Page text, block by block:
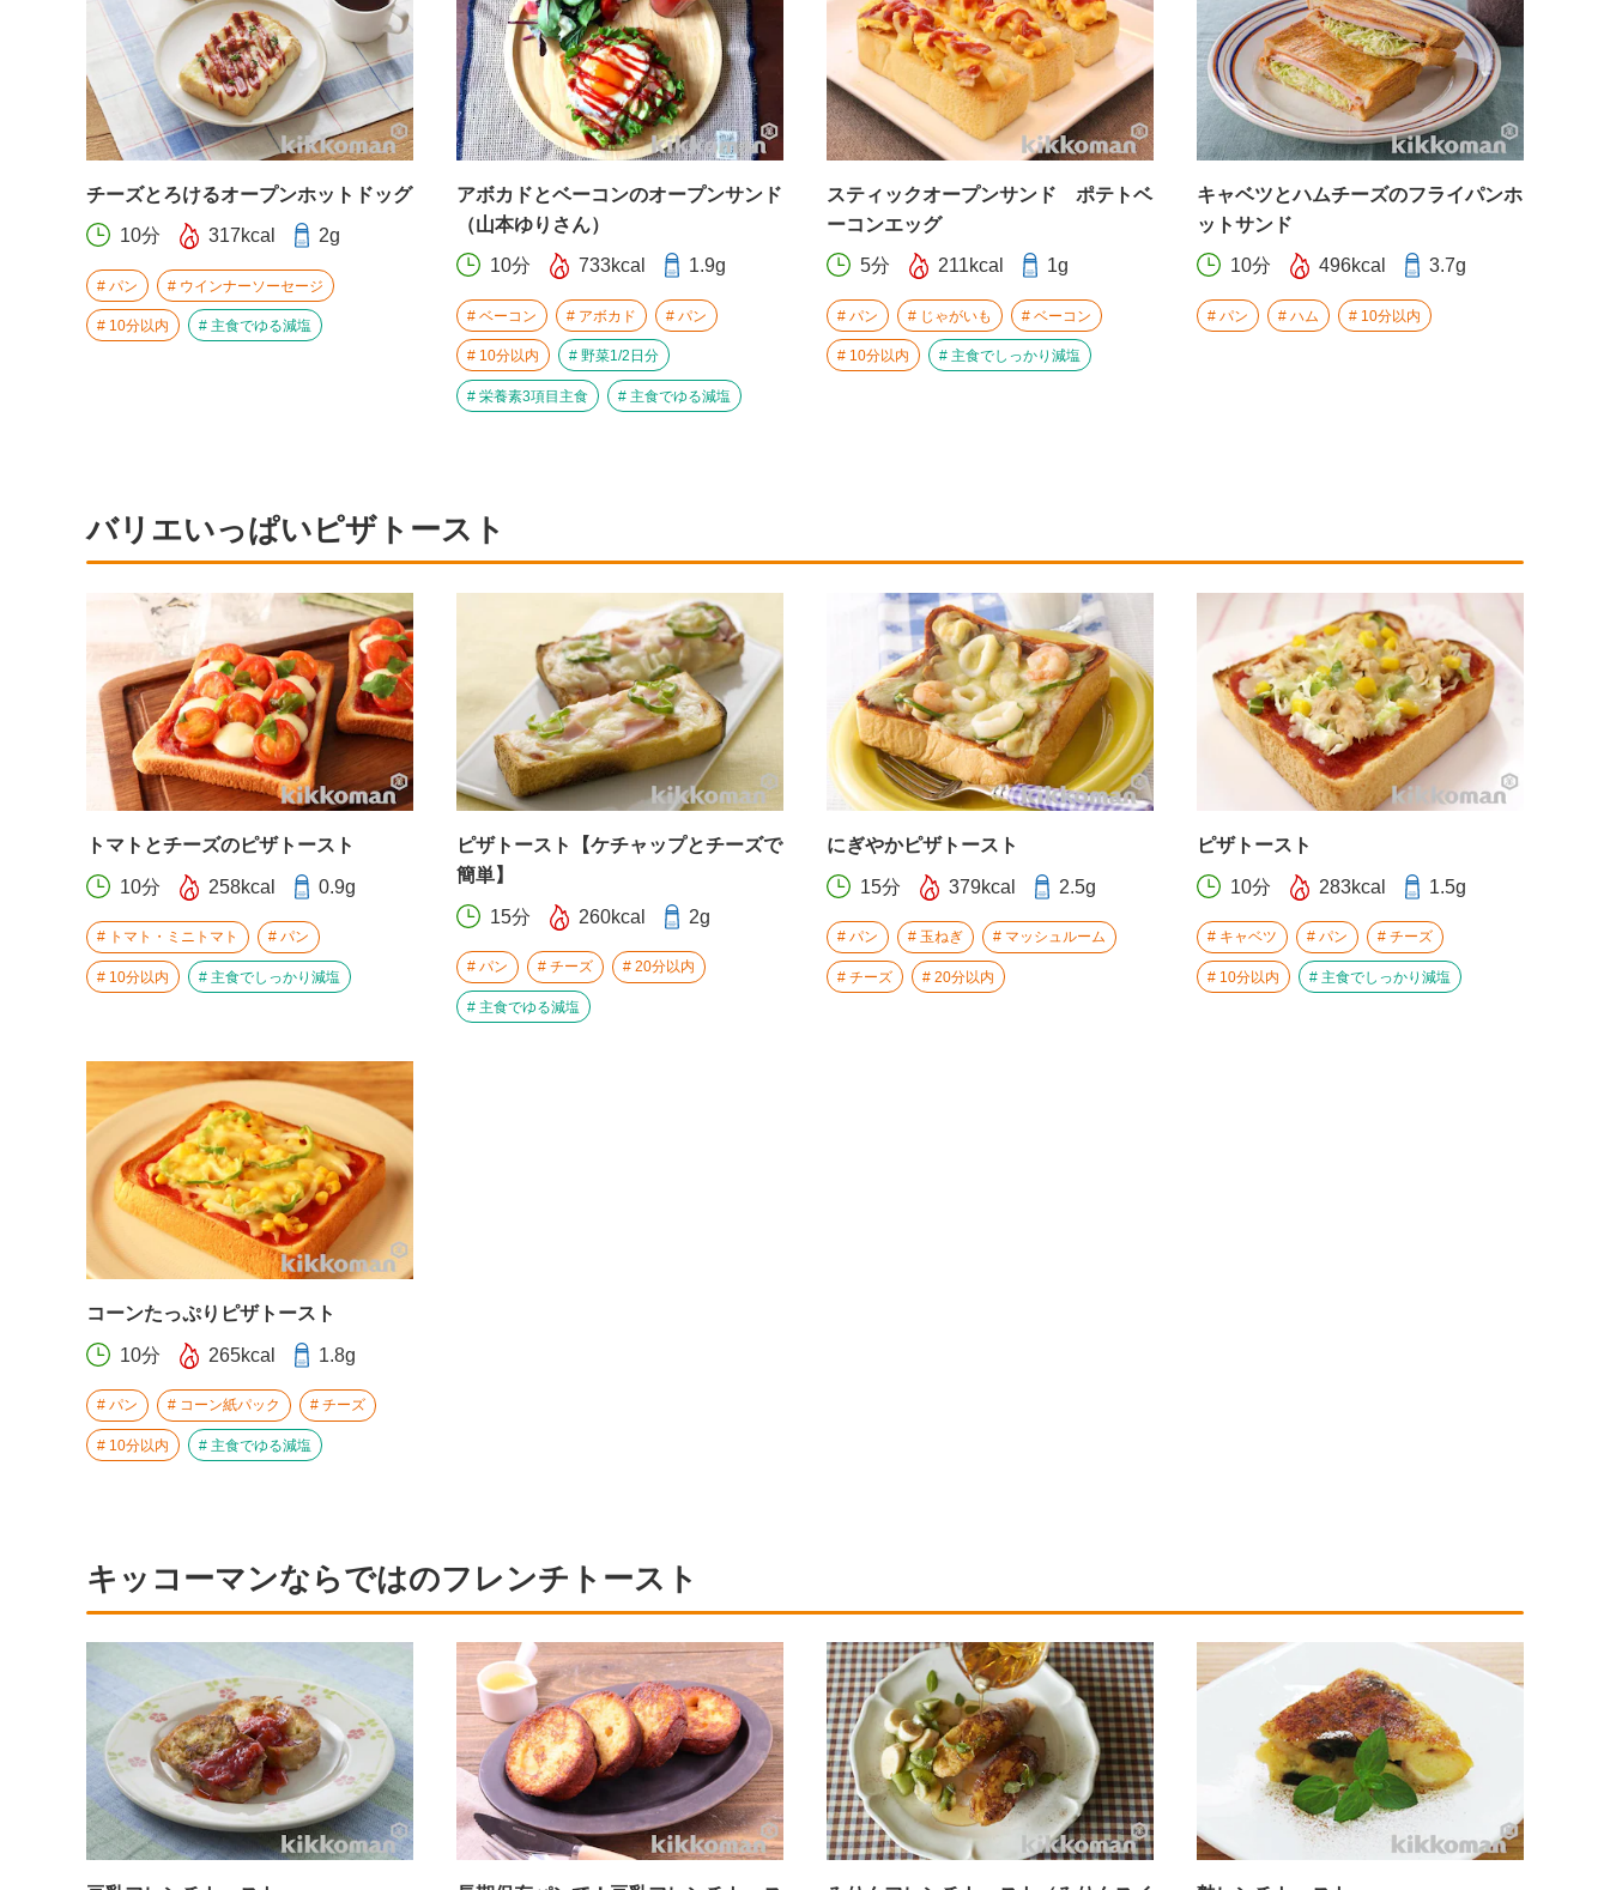
チーズとろけるオープンホットドッグ
10分 317kcal 2g
パン ウインナーソーセージ
10分以内 主食でゆる減塩
アボカドとベーコンのオープンサンド
（山本ゆりさん）
10分 733kcal 1.9g
ベーコン アボカド パン
10分以内 野菜1/2日分
栄養素3項目主食 主食でゆる減塩
スティックオープンサンド ポテトベ
ーコンエッグ
5分 211kcal 1g
パン じゃがいも ベーコン
10分以内 主食でしっかり減塩
キャベツとハムチーズのフライパンホ
ットサンド
10分 496kcal 3.7g
パン ハム 10分以内
バリエいっぱいピザトースト
トマトとチーズのピザトースト
10分 258kcal 0.9g
トマト・ミニトマト パン
10分以内 主食でしっかり減塩
ピザトースト【ケチャップとチーズで
簡単】
15分 260kcal 2g
パン チーズ 20分以内
主食でゆる減塩
にぎやかピザトースト
15分 379kcal 2.5g
パン 玉ねぎ マッシュルーム
チーズ 20分以内
ピザトースト
10分 283kcal 1.5g
キャベツ パン チーズ
10分以内 主食でしっかり減塩
コーンたっぷりピザトースト
10分 265kcal 1.8g
パン コーン紙パック チーズ
10分以内 主食でゆる減塩
キッコーマンならではのフレンチトースト